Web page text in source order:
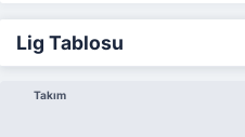
Lig Tablosu
Takım